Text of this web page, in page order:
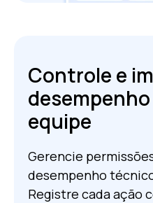
Controle e
equipe
Gerencie
desempenho
Registre cada ação